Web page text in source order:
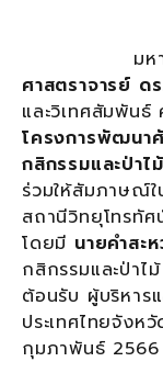
มหาวิทยา
ศาสตราจารย์ ด
และวิเทศสัมพันธ์
โครงการพัฒนา
กสิกรรมและป่าไ
ร่วมให้สัมภาษณ์
สถานีวิทยุโทรทัศ
โดยมี นายคำสะ
กสิกรรมและป่าไ
ต้อนรับ ผู้บริหาร
ประเทศไทยจังห
กุมภาพันธ์